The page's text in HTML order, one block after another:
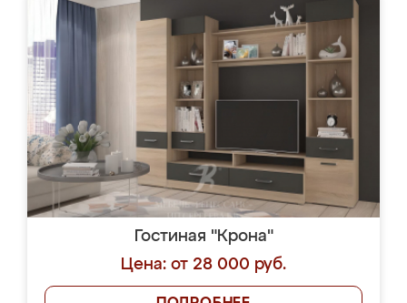
Гостиная "Крона"
Цена: от 28 000 руб.